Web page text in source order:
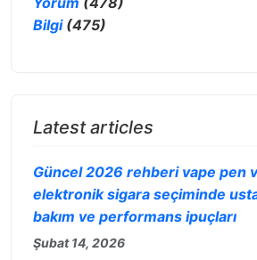
Bilgi(475)
Latest articles
Güncel 2026 rehberi vape pen
elektronik sigara seçiminde
bakım ve performans ipuçları
Şubat 14, 2026